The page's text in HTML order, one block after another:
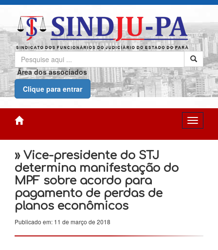
Área dos associados
Clique para entrar
» Vice-presidente do STJ
determina manifestação do
MPF sobre acordo para
pagamento de perdas de
planos econômicos
Publicado em: 11 de março de 2018